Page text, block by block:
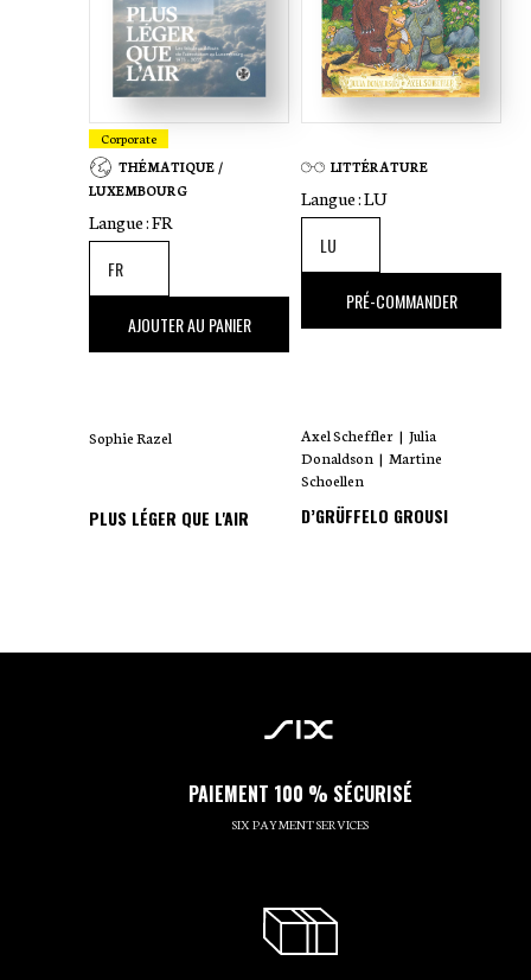
Corporate
THÉMATIQUE /
LUXEMBOURG
Langue :FR
,00 €
AJOUTER AU PANIER
Sophie Razel
PLUS LÉGER QUE L'AIR
LITTÉRATURE
Langue :LU
,00 €
PRÉ-COMMANDER
Axel Scheffler | Julia
Donaldson | Martine
Schoellen
D’GRÜFFELO GROUSI
PAIEMENT 100 % SÉCURISÉ
SIX PAYMENT SERVICES